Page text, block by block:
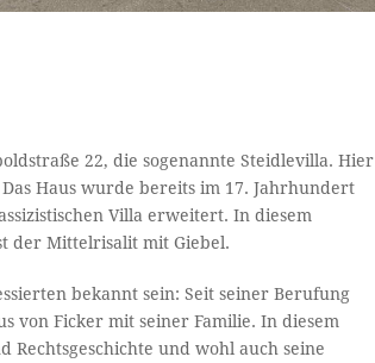
22, die sogenannte Steidlevilla. Hier
Haus wurde bereits im 17. Jahrhundert
Villa erweitert. In diesem
der Mittelrisalit mit Giebel.
bekannt sein: Seit seiner Berufung
von Ficker mit seiner Familie. In diesem
Rechtsgeschichte und wohl auch seine